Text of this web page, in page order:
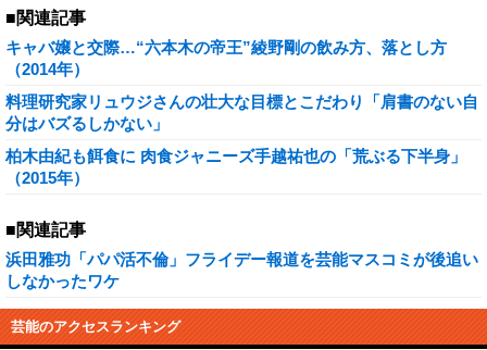
■関連記事
キャバ嬢と交際…“六本木の帝王”綾野剛の飲み方、落とし方
（2014年）
料理研究家リュウジさんの壮大な目標とこだわり「肩書のない自
分はバズるしかない」
柏木由紀も餌食に 肉食ジャニーズ手越祐也の「荒ぶる下半身」
（2015年）
■関連記事
浜田雅功「パパ活不倫」フライデー報道を芸能マスコミが後追い
しなかったワケ
芸能のアクセスランキング